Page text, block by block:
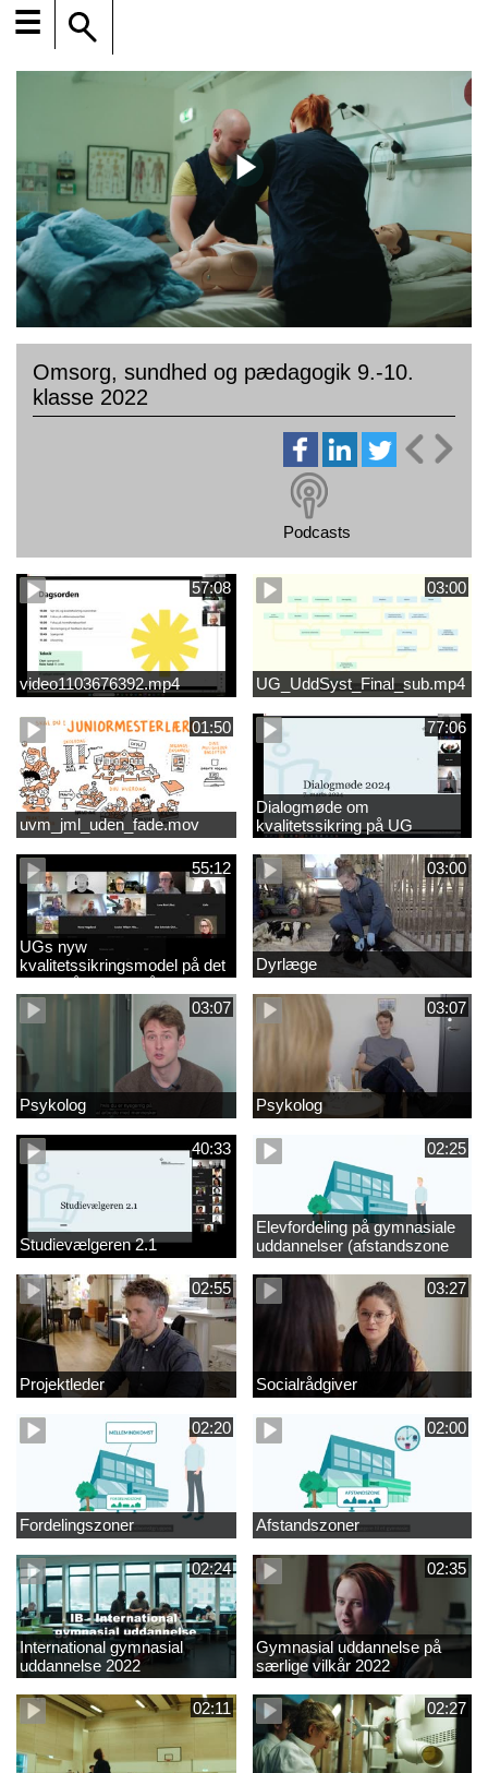
☰
Omsorg, sundhed og pædagogik 9.-10.
klasse 2022
Podcasts
57:08
video1103676392.mp4
03:00
UG_UddSyst_Final_sub.mp4
01:50
uvm_jml_uden_fade.mov
77:06
Dialogmøde om
kvalitetssikring på UG
55:12
UGs nyw
kvalitetssikringsmodel på det
videregående område
03:00
Dyrlæge
03:07
Psykolog
03:07
Psykolog
40:33
Studievælgeren 2.1
02:25
Elevfordeling på gymnasiale
uddannelser (afstandszone
redigeret)
02:55
Projektleder
03:27
Socialrådgiver
02:20
Fordelingszoner
02:00
Afstandszoner
02:24
International gymnasial
uddannelse 2022
02:35
Gymnasial uddannelse på
særlige vilkår 2022
02:11 02:27